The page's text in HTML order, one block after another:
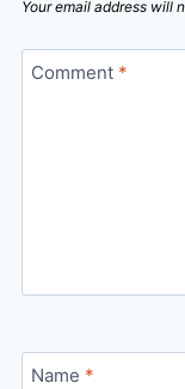
Your email address will
Comment *
Name *